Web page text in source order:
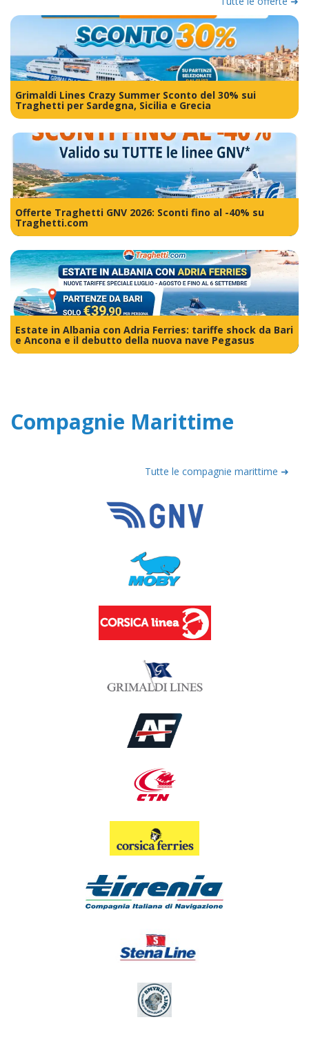
Grimaldi Lines Crazy Summer Sconto del 30% sui
Traghetti per Sardegna, Sicilia e Grecia
Offerte Traghetti GNV 2026: Sconti fino al -40% su
Traghetti.com
Estate in Albania con Adria Ferries: tariffe shock da Bari
e Ancona e il debutto della nuova nave Pegasus
Compagnie Marittime
Tutte le compagnie marittime ➜